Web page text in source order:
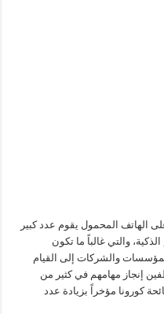
الهاتف المحمول يقوم عدد كبير
والتي غالباً ما تكون
والشركات إلى القيام
إنجاز مهامهم في كثير من
كورونا مؤخراً بزيادة عدد